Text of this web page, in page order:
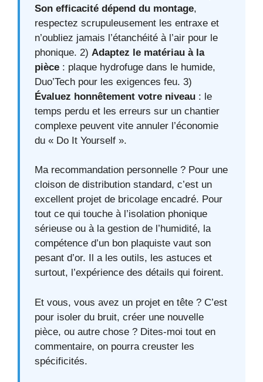
Son efficacité dépend du montage,
respectez scrupuleusement les entraxe et
n’oubliez jamais l’étanchéité à l’air pour le
phonique. 2) Adaptez le matériau à la
pièce : plaque hydrofuge dans le humide,
Duo’Tech pour les exigences feu. 3)
Évaluez honnêtement votre niveau : le
temps perdu et les erreurs sur un chantier
complexe peuvent vite annuler l’économie
du « Do It Yourself ».
Ma recommandation personnelle ? Pour une
cloison de distribution standard, c’est un
excellent projet de bricolage encadré. Pour
tout ce qui touche à l’isolation phonique
sérieuse ou à la gestion de l’humidité, la
compétence d’un bon plaquiste vaut son
pesant d’or. Il a les outils, les astuces et
surtout, l’expérience des détails qui foirent.
Et vous, vous avez un projet en tête ? C’est
pour isoler du bruit, créer une nouvelle
pièce, ou autre chose ? Dites-moi tout en
commentaire, on pourra creuster les
spécificités.